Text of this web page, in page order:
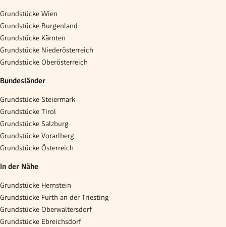
Grundstücke Wien
Grundstücke Burgenland
Grundstücke Kärnten
Grundstücke Niederösterreich
Grundstücke Oberösterreich
Bundesländer
Grundstücke Steiermark
Grundstücke Tirol
Grundstücke Salzburg
Grundstücke Vorarlberg
Grundstücke Österreich
In der Nähe
Grundstücke Hernstein
Grundstücke Furth an der Triesting
Grundstücke Oberwaltersdorf
Grundstücke Ebreichsdorf